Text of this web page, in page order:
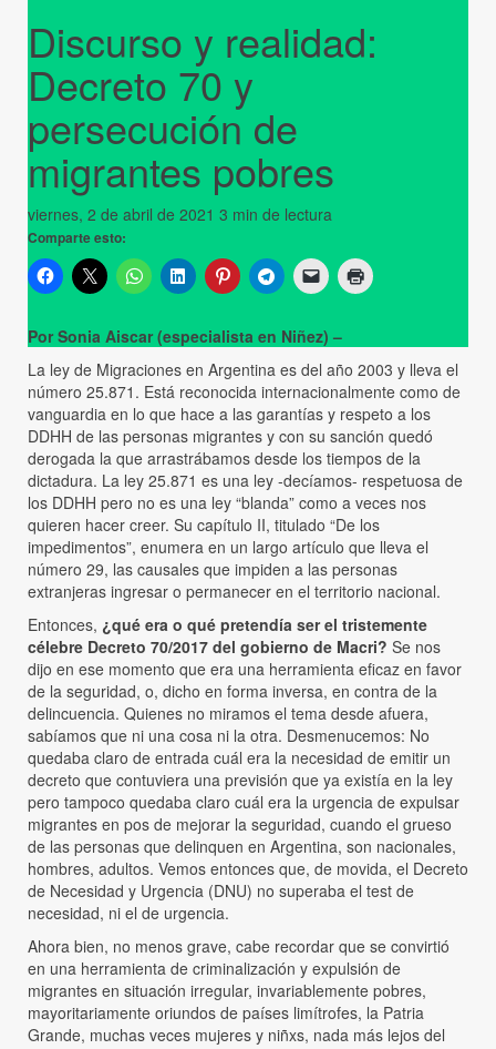
Discurso y realidad:
Decreto 70 y
persecución de
migrantes pobres
viernes, 2 de abril de 2021 3 min de lectura
Comparte esto:
Por Sonia Aiscar (especialista en Niñez) –
La ley de Migraciones en Argentina es del año 2003 y lleva el
número 25.871. Está reconocida internacionalmente como de
vanguardia en lo que hace a las garantías y respeto a los
DDHH de las personas migrantes y con su sanción quedó
derogada la que arrastrábamos desde los tiempos de la
dictadura. La ley 25.871 es una ley -decíamos- respetuosa de
los DDHH pero no es una ley “blanda” como a veces nos
quieren hacer creer. Su capítulo II, titulado “De los
impedimentos”, enumera en un largo artículo que lleva el
número 29, las causales que impiden a las personas
extranjeras ingresar o permanecer en el territorio nacional.
Entonces, ¿qué era o qué pretendía ser el tristemente
célebre Decreto 70/2017 del gobierno de Macri? Se nos
dijo en ese momento que era una herramienta eficaz en favor
de la seguridad, o, dicho en forma inversa, en contra de la
delincuencia. Quienes no miramos el tema desde afuera,
sabíamos que ni una cosa ni la otra. Desmenucemos: No
quedaba claro de entrada cuál era la necesidad de emitir un
decreto que contuviera una previsión que ya existía en la ley
pero tampoco quedaba claro cuál era la urgencia de expulsar
migrantes en pos de mejorar la seguridad, cuando el grueso
de las personas que delinquen en Argentina, son nacionales,
hombres, adultos. Vemos entonces que, de movida, el Decreto
de Necesidad y Urgencia (DNU) no superaba el test de
necesidad, ni el de urgencia.
Ahora bien, no menos grave, cabe recordar que se convirtió
en una herramienta de criminalización y expulsión de
migrantes en situación irregular, invariablemente pobres,
mayoritariamente oriundos de países limítrofes, la Patria
Grande, muchas veces mujeres y niñxs, nada más lejos del